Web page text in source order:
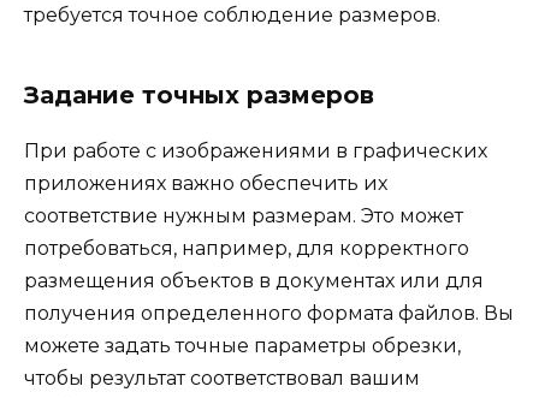
требуется точное соблюдение размеров.
Задание точных размеров
При работе с изображениями в графических
приложениях важно обеспечить их
соответствие нужным размерам. Это может
потребоваться, например, для корректного
размещения объектов в документах или для
получения определенного формата файлов. Вы
можете задать точные параметры обрезки,
чтобы результат соответствовал вашим